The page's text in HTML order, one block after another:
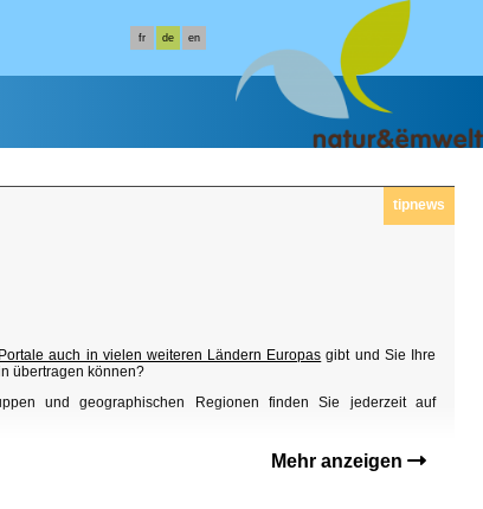
fr de en
tipnews
auch in vielen weiteren Ländern Europas gibt und Sie Ihre
übertragen können?
und geographischen Regionen finden Sie jederzeit auf
Mehr anzeigen